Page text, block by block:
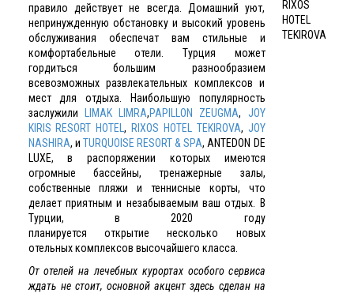
правило действует не всегда. Домашний уют,
непринужденную обстановку и высокий уровень
обслуживания обеспечат вам стильные и
комфортабельные отели. Турция может
гордиться большим разнообразием
всевозможных развлекательных комплексов и
мест для отдыха. Наибольшую популярность
заслужили
LIMAK LIMRA,PAPILLON ZEUGMA, JOY
KIRIS RESORT HOTEL, RIXOS HOTEL TEKIROVA, JOY
NASHIRA, и TURQUOISE RESORT & SPA, ANTEDON DE
LUXE, в распоряжении которых имеются
огромные бассейны, тренажерные залы,
собственные пляжи и теннисные корты, что
делает приятным и незабываемым ваш отдых. В
Турции, в 2020 году
планируется открытие несколько новых
отельных комплексов высочайшего класса.
От отелей на лечебных курортах особого сервиса
ждать не стоит, основной акцент здесь сделан на